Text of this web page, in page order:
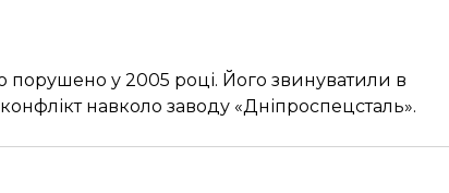
у 2005 році. Його звинуватили в
навколо заводу «Дніпроспецсталь».